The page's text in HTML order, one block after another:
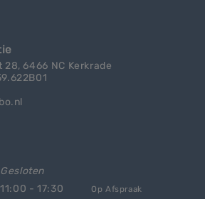
6466 NC Kerkrade
Gesloten
11:00 - 17:30 Op Afspraak